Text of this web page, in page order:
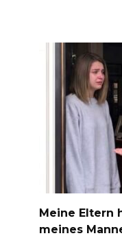
Meine Eltern
meines